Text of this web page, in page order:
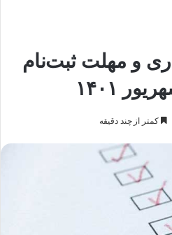
و مهلت ثبت‌نام
کمتر از چند دقیقه